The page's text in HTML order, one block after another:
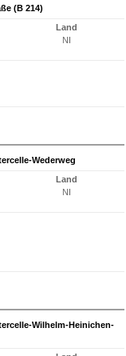
(B 214)
Land
NI
Wederweg
Land
NI
Wilhelm-Heinichen-